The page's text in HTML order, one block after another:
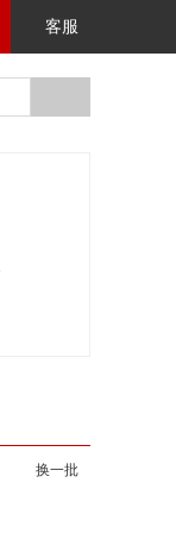
客服
换一批